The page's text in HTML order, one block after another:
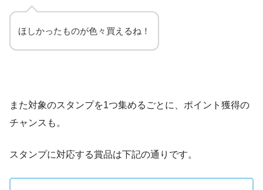
無料体験中に2,000円以上の買い物
ほしかったものが色々買えるね！
また対象のスタンプを1つ集めるごとに、ポイント獲得の
チャンスも。
スタンプに対応する賞品は下記の通りです。